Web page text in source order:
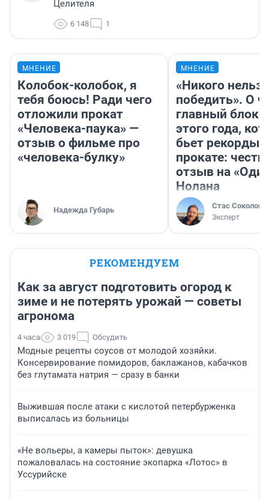
Целителя
6 148 1
МНЕНИЕ
Колобок-колобок, я
тебя боюсь! Ради чего
отложили прокат
«Человека-паука» —
отзыв о фильме про
«человека-булку»
Надежда Губарь
МНЕНИЕ
«Никого нельзя
победить». О
главный
этого года,
бьет рекорды в
прокате:
отзыв на
Нолана
Стас Соколов
Эксперт
РЕКОМЕНДУЕМ
Как за август подготовить огород к
зиме и не потерять урожай — советы
агронома
4 часа 3 019 Обсудить
Модные рецепты соусов от молодой хозяйки.
Консервирование помидоров, баклажанов, кабачков
без глутамата натрия — сразу в банки
Выжившая после атаки с кислотой петербурженка
выписалась из больницы
«Не вольеры, а камеры пыток»: девушка
пожаловалась на состояние экопарка «Лотос» в
Уссурийске